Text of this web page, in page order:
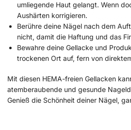
umliegende Haut gelangt. Wenn
Aushärten korrigieren.
Berühre deine Nägel nach dem
nicht, damit die Haftung und das
Bewahre deine Gellacke und
trockenen Ort auf, fern von
Mit diesen HEMA-freien Gellacken
atemberaubende und gesunde
Genieß die Schönheit deiner Nägel,